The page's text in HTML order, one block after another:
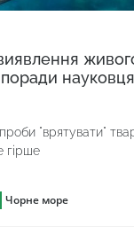
науковця
"врятувати"
гірше
Чорне море